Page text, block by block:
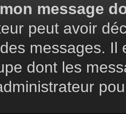
message
peut avoir
messages. Il
dont les